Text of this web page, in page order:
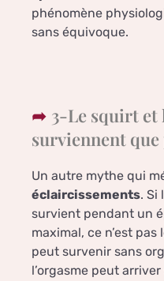
phénomène
sans équivoque.
3-Le squirt et
surviennent que
Un autre mythe qui
éclaircissements. Si
survient pendant un
maximal, ce n’est
peut survenir sans
l’orgasme peut